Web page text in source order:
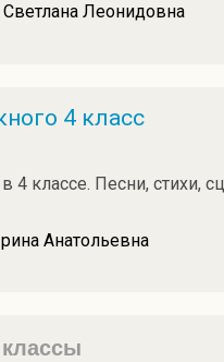
Леонидовна
4 класс
4 классе. Песни, стихи,
Анатольевна